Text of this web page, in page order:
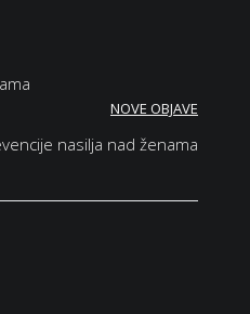
NOVE OBJAVE
nasilja nad ženama